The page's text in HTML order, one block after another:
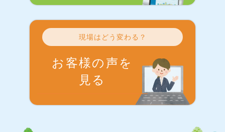
現場はどう変わる？
お客様の声を
見る